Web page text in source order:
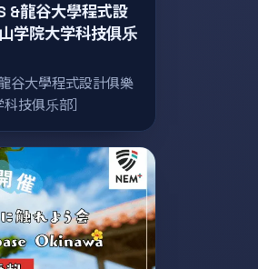
&龍谷大學程式設
学院大学科技俱乐
谷大學程式設計俱樂
技俱乐部］